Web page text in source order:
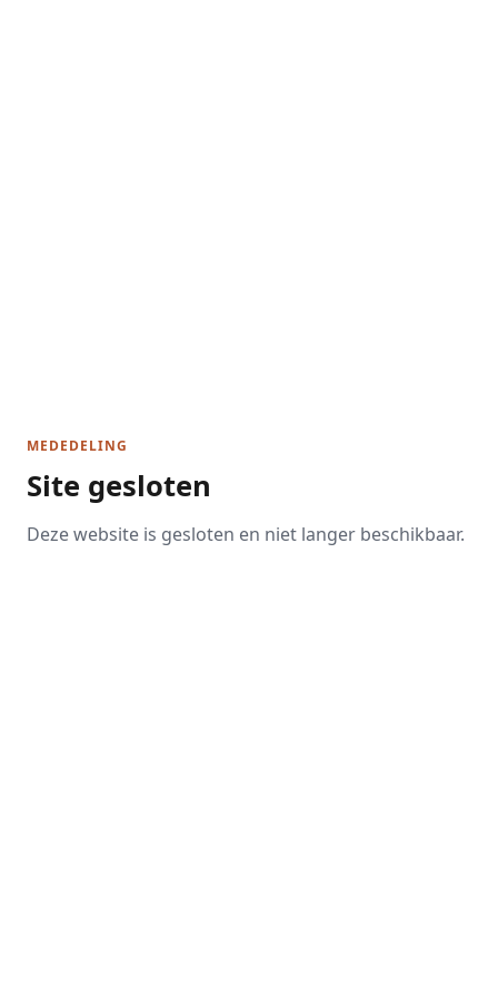
MEDEDELING
Site gesloten
Deze website is gesloten en niet langer beschikbaar.